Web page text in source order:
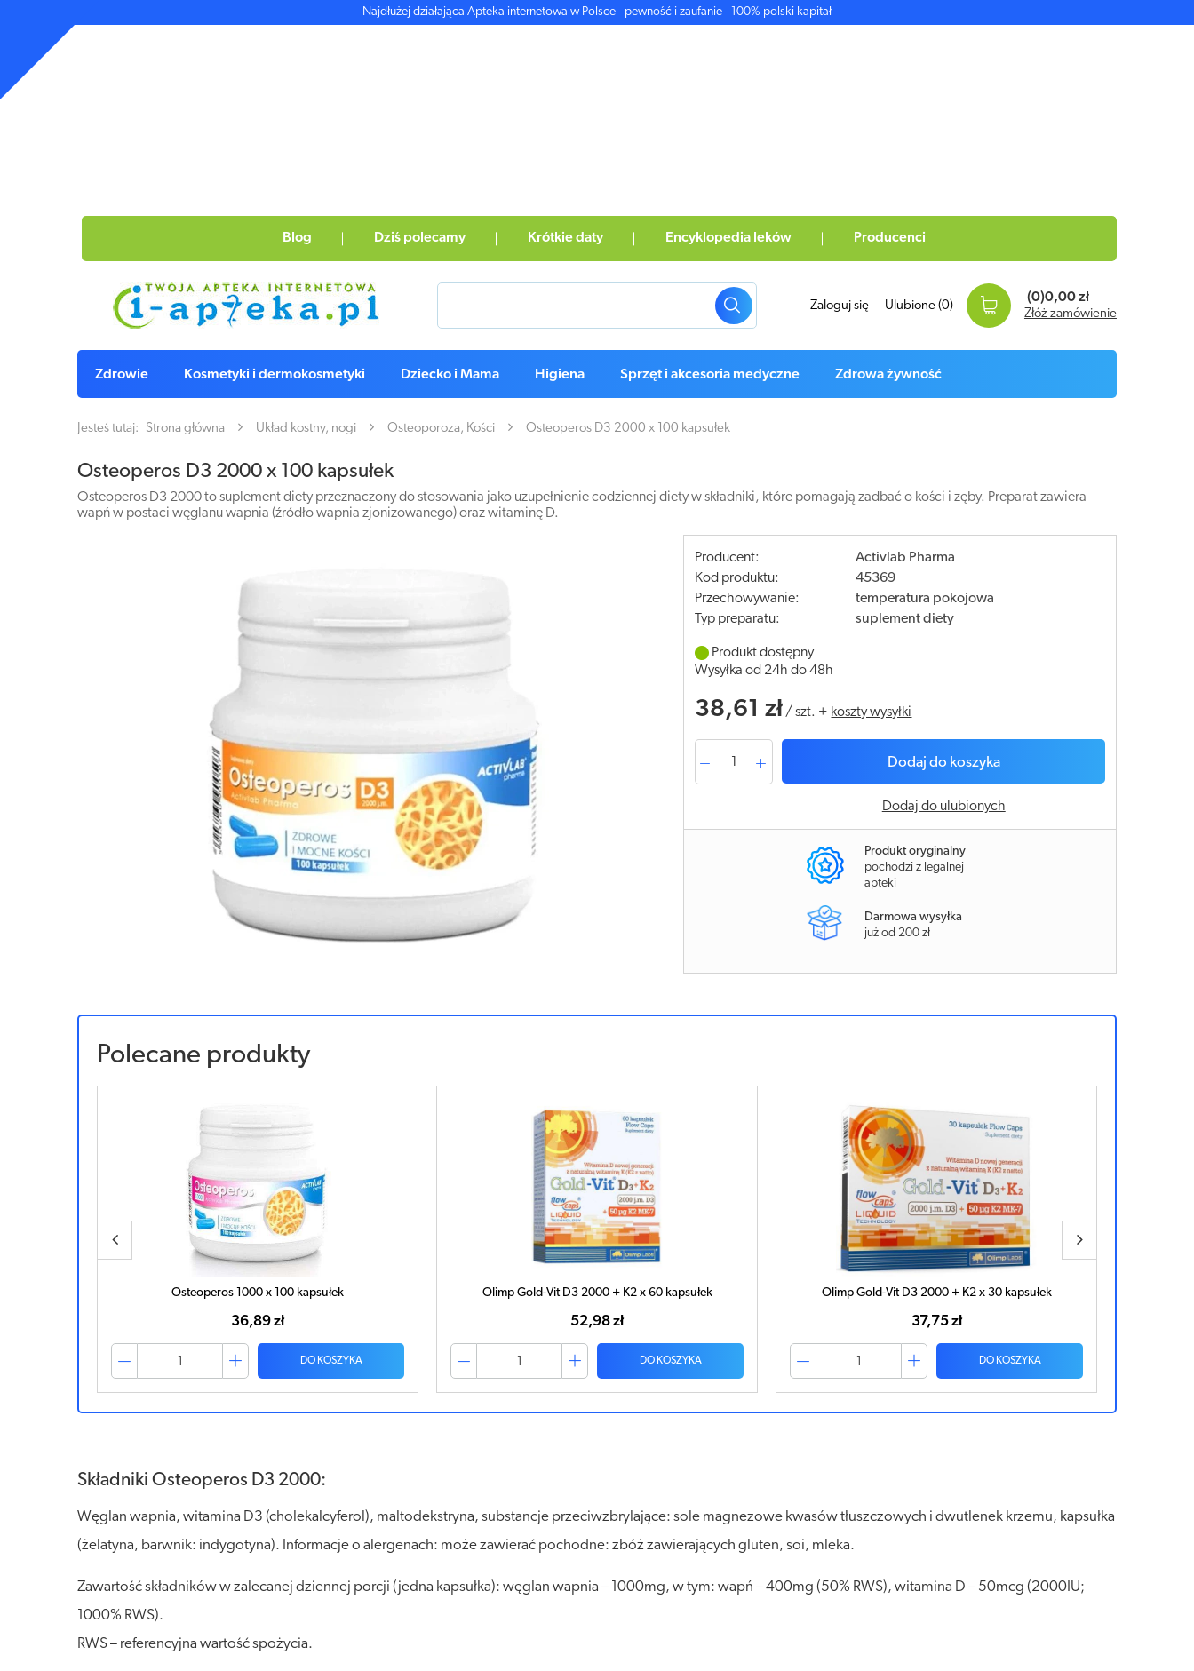
Najdłużej działająca Apteka internetowa w Polsce - pewność i zaufanie - 100% polski kapitał
Blog Dziś polecamy Krótkie daty Encyklopedia leków Producenci
Zaloguj się Ulubione (0)
(0)0,00 zł
Złóż zamówienie
Zdrowie Kosmetyki i dermokosmetyki Dziecko i Mama Higiena Sprzęt i akcesoria medyczne Zdrowa żywność
Jesteś tutaj: Strona główna Układ kostny, nogi Osteoporoza, Kości Osteoperos D3 2000 x 100 kapsułek
Osteoperos D3 2000 x 100 kapsułek
Osteoperos D3 2000 to suplement diety przeznaczony do stosowania jako uzupełnienie codziennej diety w składniki, które pomagają zadbać o kości i zęby. Preparat zawiera
wapń w postaci węglanu wapnia (źródło wapnia zjonizowanego) oraz witaminę D.
Producent:
Activlab Pharma
Kod produktu:
45369
Przechowywanie:
temperatura pokojowa
Typ preparatu:
suplement diety
Produkt dostępny
Wysyłka od 24h do 48h
38,61 zł /szt. + koszty wysyłki
Dodaj do koszyka
Dodaj do ulubionych
Produkt oryginalny
pochodzi z legalnej
apteki
Darmowa wysyłka
już od 200 zł
Polecane produkty
Osteoperos 1000 x 100 kapsułek
36,89 zł
DO KOSZYKA
Olimp Gold-Vit D3 2000 + K2 x 60 kapsułek
52,98 zł
DO KOSZYKA
Olimp Gold-Vit D3 2000 + K2 x 30 kapsułek
37,75 zł
DO KOSZYKA
Składniki Osteoperos D3 2000:
Węglan wapnia, witamina D3 (cholekalcyferol), maltodekstryna, substancje przeciwzbrylające: sole magnezowe kwasów tłuszczowych i dwutlenek krzemu, kapsułka
(żelatyna, barwnik: indygotyna). Informacje o alergenach: może zawierać pochodne: zbóż zawierających gluten, soi, mleka.
Zawartość składników w zalecanej dziennej porcji (jedna kapsułka): węglan wapnia – 1000mg, w tym: wapń – 400mg (50% RWS), witamina D – 50mcg (2000IU;
1000% RWS).
RWS – referencyjna wartość spożycia.